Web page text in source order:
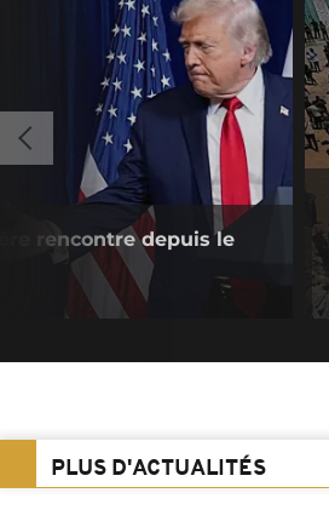
rencontre depuis le
PLUS D'ACTUALITÉS